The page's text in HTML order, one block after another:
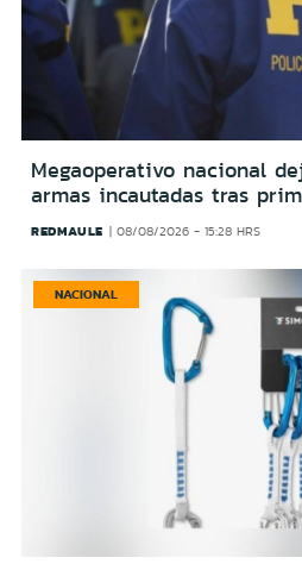
Megaoperativo nacional
armas incautadas tras
REDMAULE 08/08/2026 - 15:28 HRS
NACIONAL